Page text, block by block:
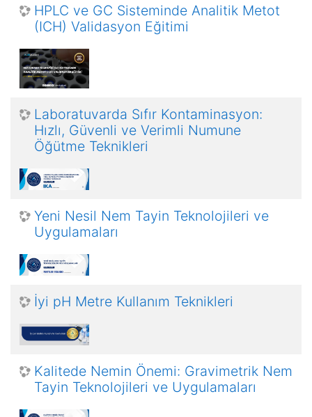
HPLC ve GC Sisteminde Analitik Metot
(ICH) Validasyon Eğitimi
Laboratuvarda Sıfır Kontaminasyon:
Hızlı, Güvenli ve Verimli Numune
Öğütme Teknikleri
Yeni Nesil Nem Tayin Teknolojileri ve
Uygulamaları
İyi pH Metre Kullanım Teknikleri
Kalitede Nemin Önemi: Gravimetrik Nem
Tayin Teknolojileri ve Uygulamaları